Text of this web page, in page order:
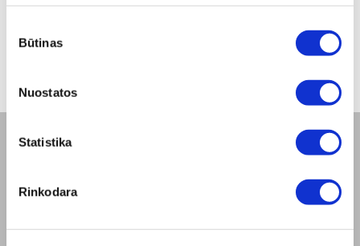
pasirinkimas
Būtinas
Nuostatos
Statistika
Rinkodara
ZepterClubⓘkaina
Apie mus